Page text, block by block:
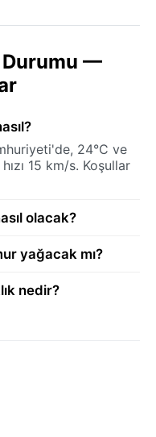
Durumu —
24°C ve
15 km/s. Koşullar
olacak?
yağacak mı?
nedir?